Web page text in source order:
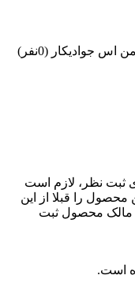
اس جواديکار (0نفر)
ثبت نظر، لازم است
محصول را قبلا از این
مالک محصول ثبت
است.